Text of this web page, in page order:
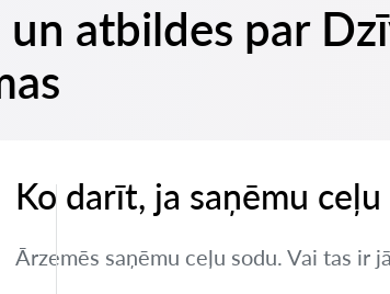
atbildes par
Ko darīt, ja saņēmu
Ārzemēs saņēmu ceļu sodu. Vai tas ir